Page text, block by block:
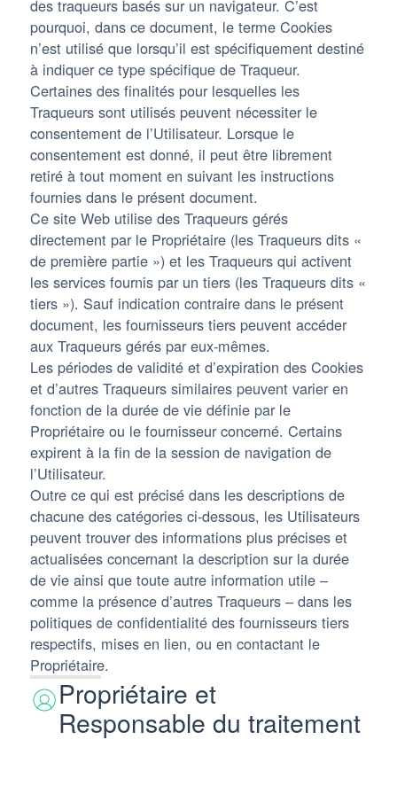
des traqueurs basés sur un navigateur. C’est
pourquoi, dans ce document, le terme Cookies
n’est utilisé que lorsqu’il est spécifiquement destiné
à indiquer ce type spécifique de Traqueur.
Certaines des finalités pour lesquelles les
Traqueurs sont utilisés peuvent nécessiter le
consentement de l’Utilisateur. Lorsque le
consentement est donné, il peut être librement
retiré à tout moment en suivant les instructions
fournies dans le présent document.
Ce site Web utilise des Traqueurs gérés
directement par le Propriétaire (les Traqueurs dits «
de première partie ») et les Traqueurs qui activent
les services fournis par un tiers (les Traqueurs dits «
tiers »). Sauf indication contraire dans le présent
document, les fournisseurs tiers peuvent accéder
aux Traqueurs gérés par eux-mêmes.
Les périodes de validité et d’expiration des Cookies
et d’autres Traqueurs similaires peuvent varier en
fonction de la durée de vie définie par le
Propriétaire ou le fournisseur concerné. Certains
expirent à la fin de la session de navigation de
l’Utilisateur.
Outre ce qui est précisé dans les descriptions de
chacune des catégories ci-dessous, les Utilisateurs
peuvent trouver des informations plus précises et
actualisées concernant la description sur la durée
de vie ainsi que toute autre information utile –
comme la présence d’autres Traqueurs – dans les
politiques de confidentialité des fournisseurs tiers
respectifs, mises en lien, ou en contactant le
Propriétaire.
Propriétaire et
Responsable du traitement